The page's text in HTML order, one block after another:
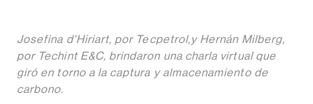
Josefina d'Hiriart, por Tecpetrol,y Hernán Milberg,
por Techint E&C, brindaron una charla virtual que
giró en torno a la captura y almacenamiento de
carbono.